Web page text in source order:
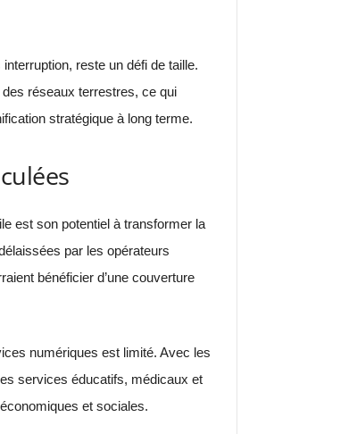
reste un défi de taille.
réseaux terrestres, ce qui
stratégique à long terme.
est son potentiel à transformer la
par les opérateurs
bénéficier d’une couverture
numériques est limité. Avec les
services éducatifs, médicaux et
et sociales.